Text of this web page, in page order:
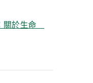
關於生命